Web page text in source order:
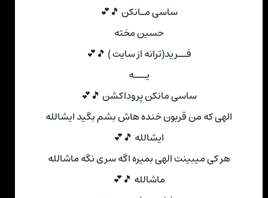
ساسی مـانکن 🎵💕
حسین مخته
فــرید(ترانه از سایت ) 🎵💕
یـــه
ساسی مانکن پروداکشن 🎵💕
الهی که من قربون خنده هاش بشم بگید ایشالله
ایشالله 🎵💕
هر کی میبینت الهی بمیره اگه سری نگه ماشالله
ماشالله 🎵💕